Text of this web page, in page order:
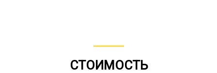
СТОИМОСТЬ